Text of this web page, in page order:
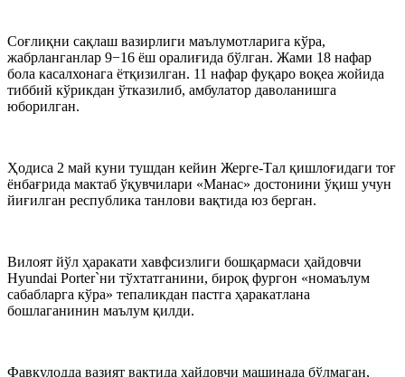
Соғлиқни сақлаш вазирлиги маълумотларига кўра,
жабрланганлар 9−16 ёш оралиғида бўлган. Жами 18 нафар
бола касалхонага ётқизилган. 11 нафар фуқаро воқеа жойида
тиббий кўрикдан ўтказилиб, амбулатор даволанишга
юборилган.
Ҳодиса 2 май куни тушдан кейин Жерге-Тал қишлоғидаги тоғ
ёнбағрида мактаб ўқувчилари «Манас» достонини ўқиш учун
йиғилган республика танлови вақтида юз берган.
Вилоят йўл ҳаракати хавфсизлиги бошқармаси ҳайдовчи
Hyundai Porter`ни тўхтатганини, бироқ фургон «номаълум
сабабларга кўра» тепаликдан пастга ҳаракатлана
бошлаганинин маълум қилди.
Фавқулодда вазият вақтида ҳайдовчи машинада бўлмаган,